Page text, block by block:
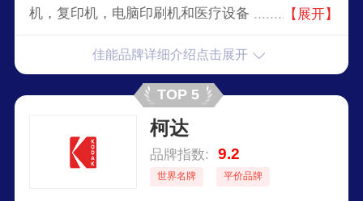
机，复印机，电脑印刷机和医疗设备，业务范围广
的综合集团，佳能在全球有四个区域性销售总部，
分别位于美洲、欧洲、亚洲和日本，不断推出创新
的产品，以满足日新月异的产品需求。
【展开】
佳能品牌详细介绍点击展开
TOP 5
柯达
品牌指数: 9.2
世界名牌 平价品牌